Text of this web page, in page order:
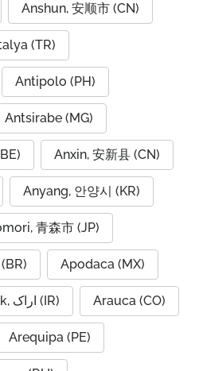
Anshun, 安顺市 (CN)
(TR)
Antipolo (PH)
Antsirabe (MG)
Anxin, 安新县 (CN)
Anyang, 안양시 (KR)
青森市 (JP)
Apodaca (MX)
Arak, اراک (IR) Arauca (CO)
Arequipa (PE)